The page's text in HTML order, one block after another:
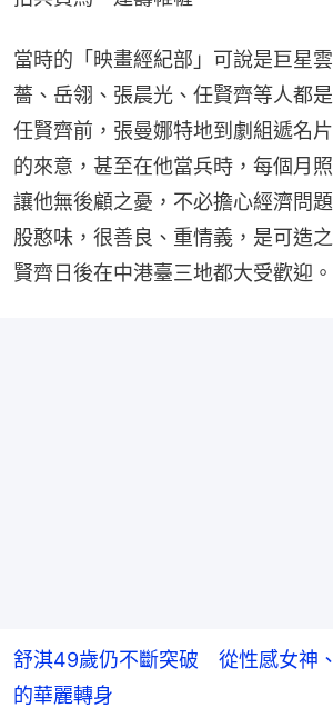
當時的「映畫經紀部」可說是巨星
薔、岳翎、張晨光、任賢齊等人都
任賢齊前，張曼娜特地到劇組遞名
的來意，甚至在他當兵時，每個月
讓他無後顧之憂，不必擔心經濟問
股憨味，很善良、重情義，是可造
賢齊日後在中港臺三地都大受歡迎。
舒淇49歲仍不斷突破 從性感女神
的華麗轉身